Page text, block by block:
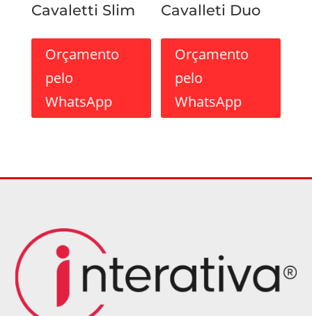
Cavaletti Slim
Orçamento
pelo
WhatsApp
Cavalleti Duo
Orçamento
pelo
WhatsApp